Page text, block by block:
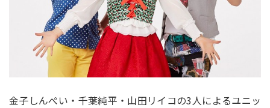
金子しんぺい・千葉純平・山田リイコの3人によるユニッ